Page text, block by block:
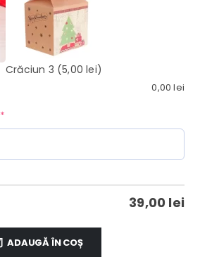
Crăciun 3 (5,00 lei)
0,00lei
*(required)
39,00 lei
ADAUGĂ ÎN COȘ